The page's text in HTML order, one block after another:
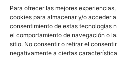
Para ofrecer las mejores
cookies para almacenar y/o acceder
consentimiento de estas tecnologías
el comportamiento de navegación o
sitio. No consentir o retirar el
negativamente a ciertas
+ Contenido en